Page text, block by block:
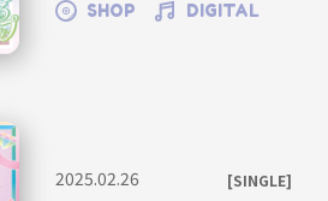
SHOP DIGITAL
2025.02.26 [SINGLE]